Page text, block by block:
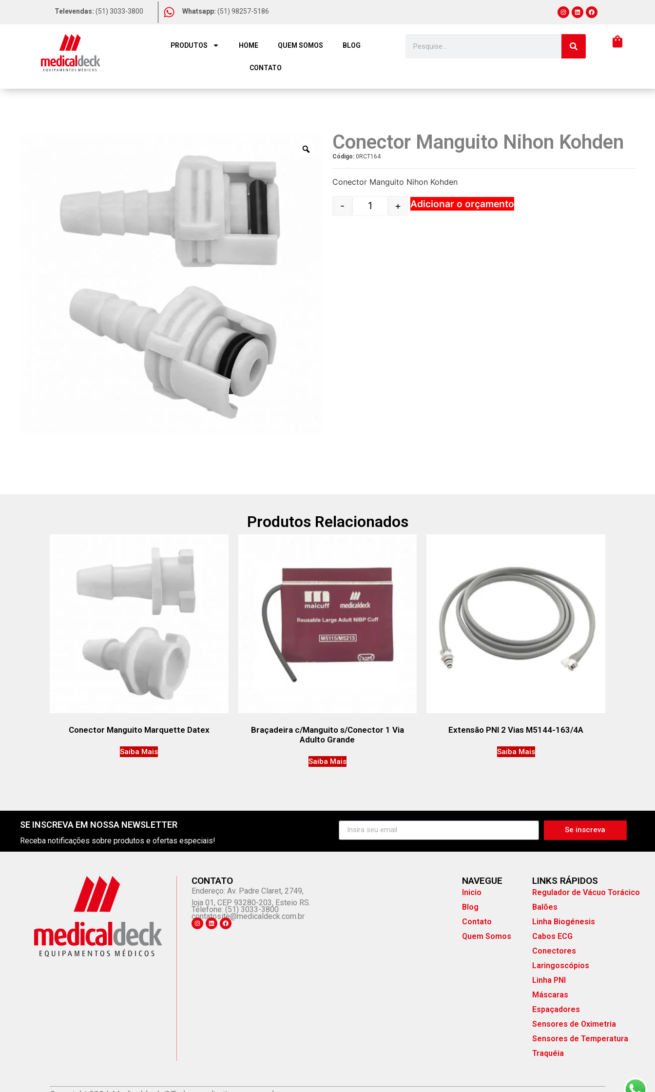
Televendas: (51) 3033-3800 Whatsapp: (51) 98257-5186
PRODUTOS HOME QUEM SOMOS BLOG
CONTATO
Conector Manguito Nihon Kohden
Código: 0RCT164
Conector Manguito Nihon Kohden
- + Adicionar o orçamento
Produtos Relacionados
Conector Manguito Marquette Datex
Saiba Mais
Braçadeira c/Manguito s/Conector 1 Via
Adulto Grande
Saiba Mais
Extensão PNI 2 Vias M5144-163/4A
Saiba Mais
SE INSCREVA EM NOSSA NEWSLETTER
Receba notificações sobre produtos e ofertas especiais!
Se inscreva
CONTATO
Endereço: Av. Padre Claret, 2749,
loja 01, CEP 93280-203, Esteio RS.
Telefone: (51) 3033-3800
contatosite@medicaldeck.com.br
NAVEGUE
Inicio
Blog
Contato
Quem Somos
LINKS RÁPIDOS
Regulador de Vácuo Torácico
Balões
Linha Biogénesis
Cabos ECG
Conectores
Laringoscópios
Linha PNI
Máscaras
Espaçadores
Sensores de Oximetria
Sensores de Temperatura
Traquéia